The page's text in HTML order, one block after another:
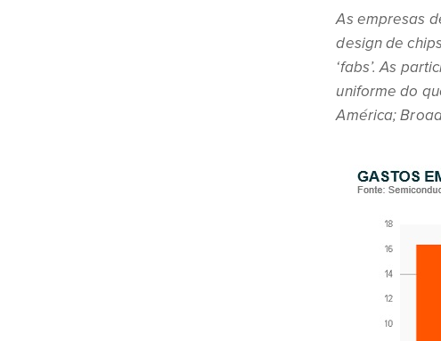
As empresas
design de
‘fabs’. As
uniforme do
América;